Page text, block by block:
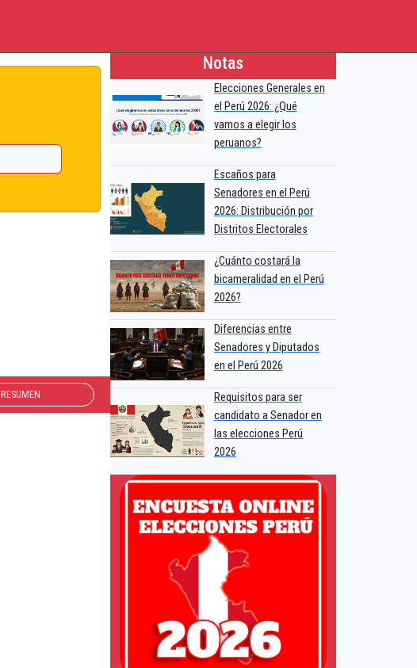
RESUMEN
Notas
Elecciones Generales en
el Perú 2026: ¿Qué
vamos a elegir los
peruanos?
Escaños para
Senadores en el Perú
2026: Distribución por
Distritos Electorales
¿Cuánto costará la
bicameralidad en el Perú
2026?
Diferencias entre
Senadores y Diputados
en el Perú 2026
Requisitos para ser
candidato a Senador en
las elecciones Perú
2026